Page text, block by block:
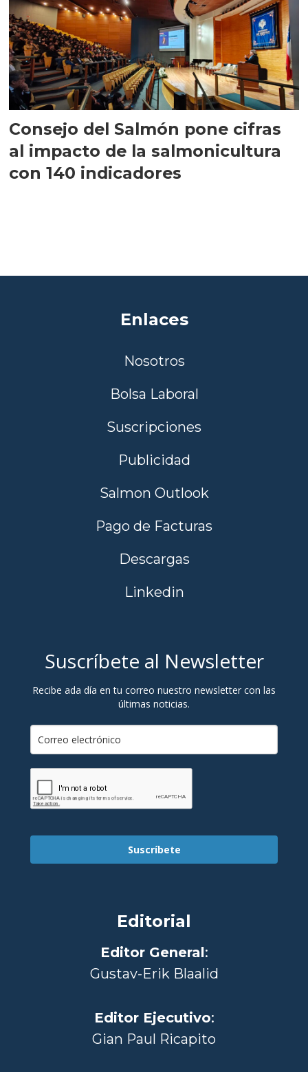
Consejo del Salmón pone cifras
al impacto de la salmonicultura
con 140 indicadores
Enlaces
Nosotros
Bolsa Laboral
Suscripciones
Publicidad
Salmon Outlook
Pago de Facturas
Descargas
Linkedin
Suscríbete al Newsletter
Recibe ada día en tu correo nuestro newsletter con las
últimas noticias.
Suscríbete
Editorial
Editor General:
Gustav-Erik Blaalid
Editor Ejecutivo:
Gian Paul Ricapito